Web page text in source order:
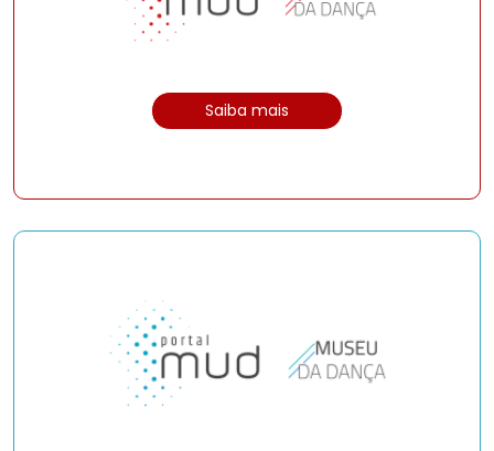
Saiba mais